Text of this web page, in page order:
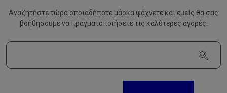
Αναζητήστε τώρα οποιαδήποτε μάρκα ψάχνετε και εμείς θα σας
βοήθησουμε να πραγματοποιήσετε τις καλύτερες αγορές.